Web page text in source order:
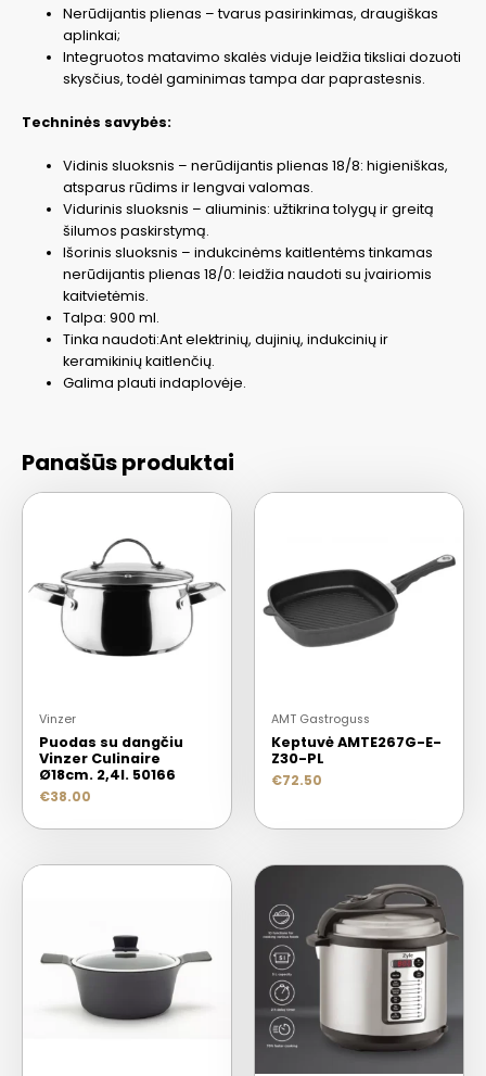
Nerūdijantis plienas – tvarus pasirinkimas, draugiškas
aplinkai;
Integruotos matavimo skalės viduje leidžia tiksliai dozuoti
skysčius, todėl gaminimas tampa dar paprastesnis.
Techninės savybės:
Vidinis sluoksnis – nerūdijantis plienas 18/8: higieniškas,
atsparus rūdims ir lengvai valomas.
Vidurinis sluoksnis – aliuminis: užtikrina tolygų ir greitą
šilumos paskirstymą.
Išorinis sluoksnis – indukcinėms kaitlentėms tinkamas
nerūdijantis plienas 18/0: leidžia naudoti su įvairiomis
kaitvietėmis.
Talpa: 900 ml.
Tinka naudoti:Ant elektrinių, dujinių, indukcinių ir
keramikinių kaitlenčių.
Galima plauti indaplovėje.
Panašūs produktai
Vinzer
Puodas su dangčiu
Vinzer Culinaire
Ø18cm. 2,4l. 50166
€38.00
AMT Gastroguss
Keptuvė AMTE267G-E-
Z30-PL
€72.50